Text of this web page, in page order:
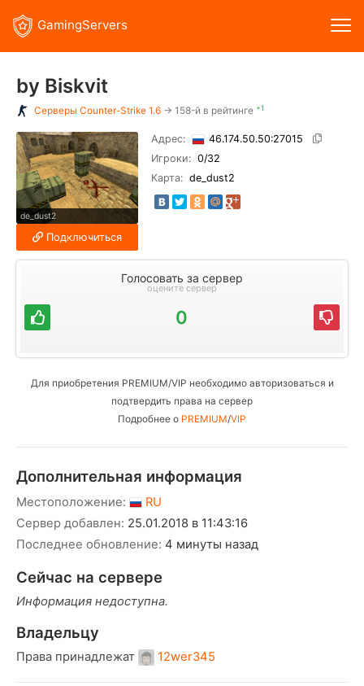
GamingServers
by Biskvit
Серверы Counter-Strike 1.6 → 158-й в рейтинге +1
de_dust2
Подключиться
Адрес:
46.174.50.50:27015
Игроки: 0/32
Карта: de_dust2
Голосовать за сервер
оцените сервер
0
Для приобретения PREMIUM/VIP необходимо авторизоваться и
подтвердить права на сервер
Подробнее о PREMIUM/VIP
Дополнительная информация
Местоположение:
RU
Сервер добавлен: 25.01.2018 в 11:43:16
Последнее обновление: 4 минуты назад
Сейчас на сервере
Информация недоступна.
Владельцу
Права принадлежат 12wer345